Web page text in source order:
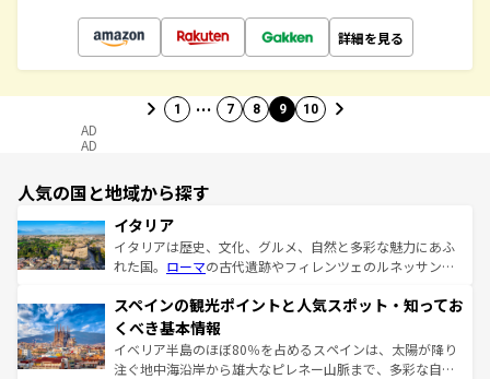
詳細を見る
1 … 7 8 9 10
AD
AD
人気の国と地域から探す
イタリア
イタリアは歴史、文化、グルメ、自然と多彩な魅力にあふ
れた国。 ローマの古代遺跡やフィレンツェのルネッサンス
ろん、トスカーナの美しい田園風景やアマルフィ海岸の絶
景など、自然景観も見逃せない。観光の合間には、本場の
ピザやパスタなど、絶品のイタリア料理を堪能することも
できる。朝目覚めてから夜眠るまで、すべての瞬間を楽し
スペインの観光ポイントと人気スポット・知ってお
くべき基本情報
イベリア半島のほぼ80％を占めるスペインは、太陽が降り
注ぐ地中海沿岸から雄大なピレネー山脈まで、多彩な自然